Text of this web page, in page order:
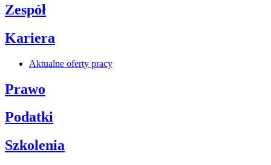
Zespół
Kariera
Aktualne oferty pracy
Prawo
Podatki
Szkolenia